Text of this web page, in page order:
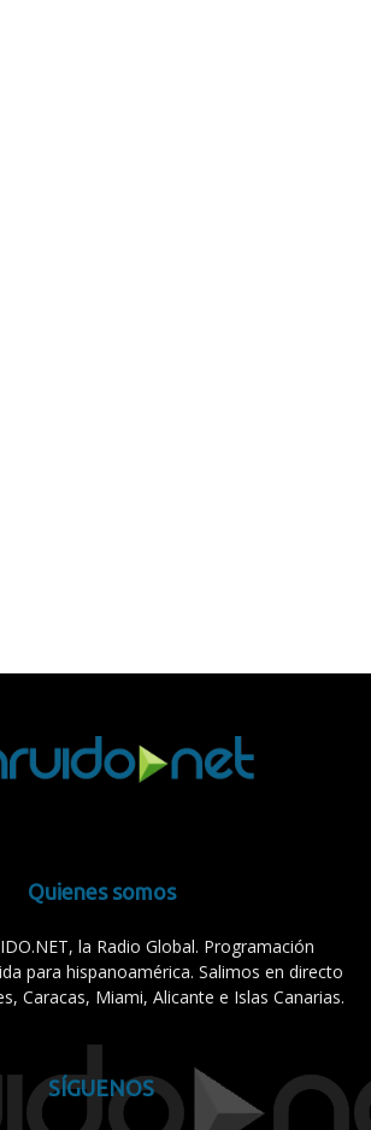
Quienes somos
la Radio Global. Programación
para hispanoamérica. Salimos en directo
Caracas, Miami, Alicante e Islas Canarias.
SÍGUENOS